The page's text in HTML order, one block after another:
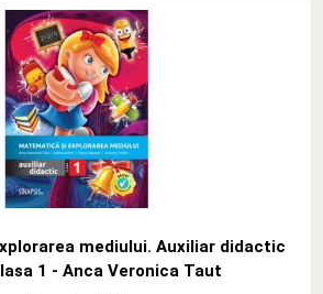
mediului. Auxiliar didactic
1 - Anca Veronica Taut